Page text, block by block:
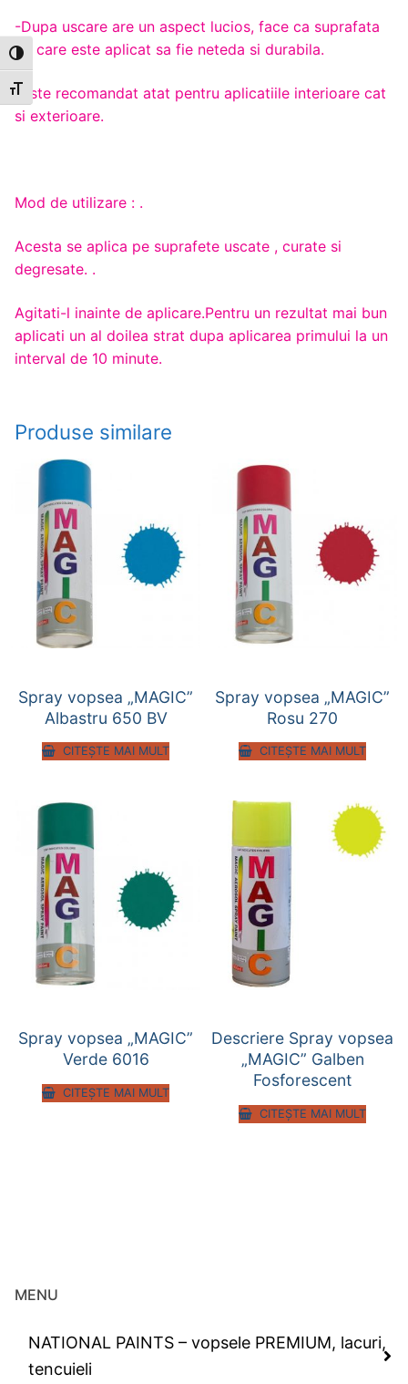
Toggle High Contrast
Toggle Font size
-Dupa uscare are un aspect lucios, face ca suprafata
pe care este aplicat sa fie neteda si durabila.
-Este recomandat atat pentru aplicatiile interioare cat
si exterioare.
Mod de utilizare : .
Acesta se aplica pe suprafete uscate , curate si
degresate. .
Agitati-l inainte de aplicare.Pentru un rezultat mai bun
aplicati un al doilea strat dupa aplicarea primului la un
interval de 10 minute.
Produse similare
Spray vopsea „MAGIC”
Albastru 650 BV
CITEȘTE MAI MULT
Spray vopsea „MAGIC”
Rosu 270
CITEȘTE MAI MULT
Spray vopsea „MAGIC”
Verde 6016
CITEȘTE MAI MULT
Descriere Spray vopsea
„MAGIC” Galben
Fosforescent
CITEȘTE MAI MULT
MENU
NATIONAL PAINTS – vopsele PREMIUM, lacuri,
tencuieli